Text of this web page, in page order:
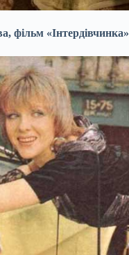
фільм «Інтердівчинка»